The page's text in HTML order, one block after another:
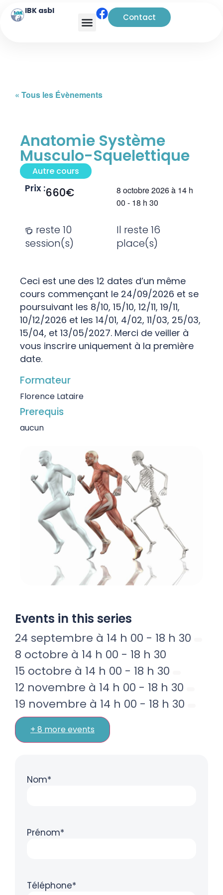
IBK asbl
Contact
« Tous les Évènements
Anatomie Système
Musculo-Squelettique
Autre cours
Prix :660€ 8 octobre 2026à 14 h
00 - 18 h 30
reste 10
session(s)
Il reste 16
place(s)
Ceci est une des 12 dates d’un même
cours commençant le 24/09/2026 et se
poursuivant les 8/10, 15/10, 12/11, 19/11,
10/12/2026 et les 14/01, 4/02, 11/03, 25/03,
15/04, et 13/05/2027. Merci de veiller à
vous inscrire uniquement à la première
date.
Formateur
Florence Lataire
Prerequis
aucun
Events in this series
24 septembre à 14 h 00 - 18 h 30
8 octobre à 14 h 00 - 18 h 30
15 octobre à 14 h 00 - 18 h 30
12 novembre à 14 h 00 - 18 h 30
19 novembre à 14 h 00 - 18 h 30
+ 8 more events
Nom*
Prénom*
Téléphone*